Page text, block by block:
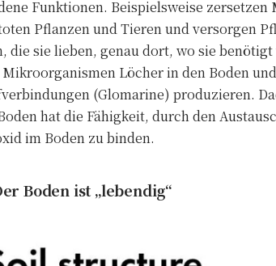
Funktionen. Beispielsweise
Pflanzen und Tieren und versorgen
sie lieben, genau dort, wo sie
Löcher in den Boden
(Glomarine) produzieren.
hat die Fähigkeit, durch den
im Boden zu binden.
Boden ist „lebendig“